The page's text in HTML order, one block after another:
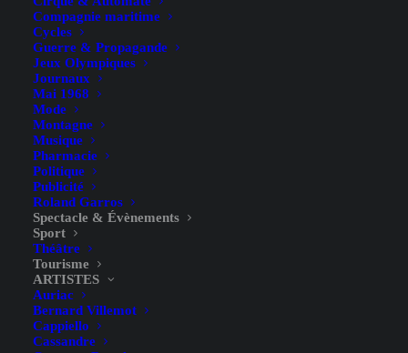
Compagnie maritime
Cycles
Guerre & Propagande
Jeux Olympiques
Journaux
Mai 1968
Mode
Montagne
Musique
Pharmacie
Politique
Publicité
Roland Garros
Spectacle & Évènements
Sport
Théâtre
Tourisme
ARTISTES
Auriac
Bernard Villemot
Cappiello
Cassandre